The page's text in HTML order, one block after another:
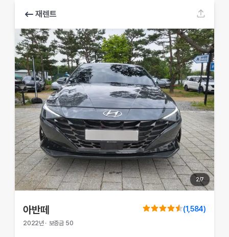
재렌트
2/7
아반떼 (1,584)
2022년 · 보증금 50